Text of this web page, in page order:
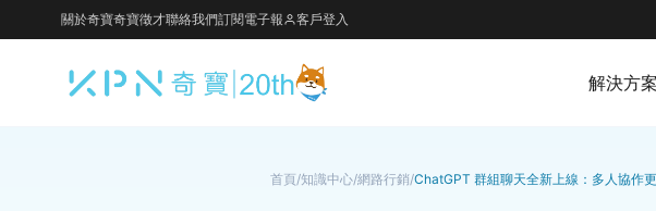
關於奇寶奇寶徵才聯絡我們訂閱電子報 客戶登入
解決方案
首頁/知識中心/網路行銷/ChatGPT 群組聊天全新上線：多人協作